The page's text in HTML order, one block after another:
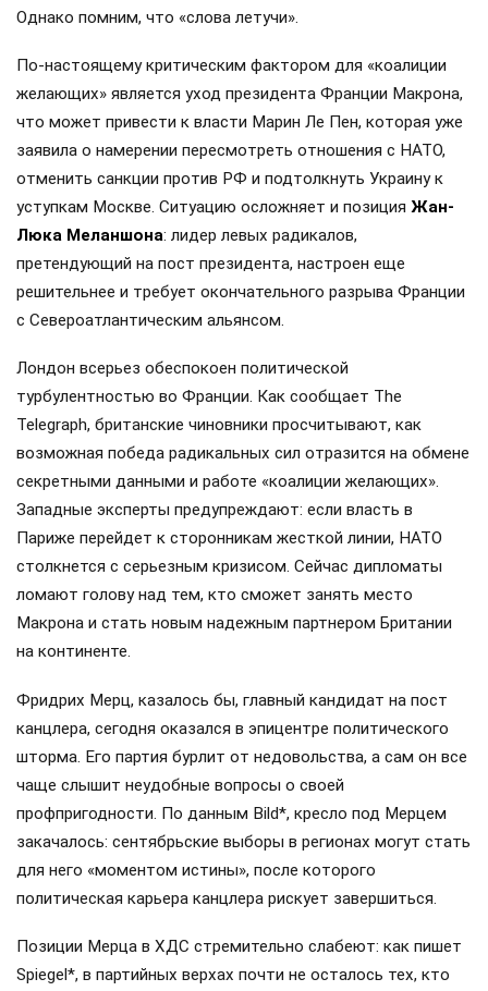
Однако помним, что «слова летучи».
По-настоящему критическим фактором для «коалиции
желающих» является уход президента Франции Макрона,
что может привести к власти Марин Ле Пен, которая уже
заявила о намерении пересмотреть отношения с НАТО,
отменить санкции против РФ и подтолкнуть Украину к
уступкам Москве. Ситуацию осложняет и позиция Жан-
Люка Меланшона: лидер левых радикалов,
претендующий на пост президента, настроен еще
решительнее и требует окончательного разрыва Франции
с Североатлантическим альянсом.
Лондон всерьез обеспокоен политической
турбулентностью во Франции. Как сообщает The
Telegraph, британские чиновники просчитывают, как
возможная победа радикальных сил отразится на обмене
секретными данными и работе «коалиции желающих».
Западные эксперты предупреждают: если власть в
Париже перейдет к сторонникам жесткой линии, НАТО
столкнется с серьезным кризисом. Сейчас дипломаты
ломают голову над тем, кто сможет занять место
Макрона и стать новым надежным партнером Британии
на континенте.
Фридрих Мерц, казалось бы, главный кандидат на пост
канцлера, сегодня оказался в эпицентре политического
шторма. Его партия бурлит от недовольства, а сам он все
чаще слышит неудобные вопросы о своей
профпригодности. По данным Bild*, кресло под Мерцем
закачалось: сентябрьские выборы в регионах могут стать
для него «моментом истины», после которого
политическая карьера канцлера рискует завершиться.
Позиции Мерца в ХДС стремительно слабеют: как пишет
Spiegel*, в партийных верхах почти не осталось тех, кто